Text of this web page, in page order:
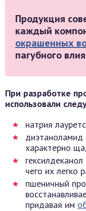
Продукция
каждый
окрашенных
пагубного
При разработке
использовали
натрия
диэтаноламид
характерно
чего их легко
пшеничный
придавая им